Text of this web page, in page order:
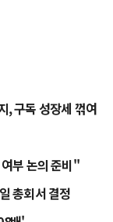
, 구독 성장세 꺾여
부 논의 준비"
총회서 결정